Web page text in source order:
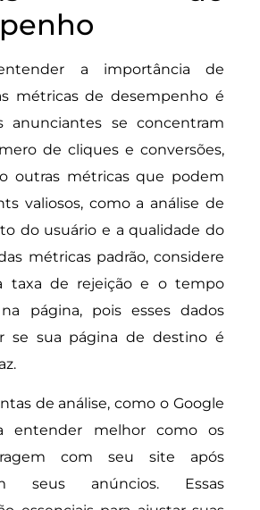
a importância de
métricas de desempenho é
anunciantes se concentram
de cliques e conversões,
outras métricas que podem
valiosos, como a análise de
do usuário e a qualidade do
métricas padrão, considere
taxa de rejeição e o tempo
página, pois esses dados
se sua página de destino é
de análise, como o Google
entender melhor como os
com seu site após
seus anúncios. Essas